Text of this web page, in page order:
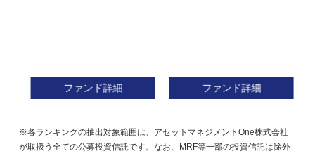
ファンド詳細 ファンド詳細
※各ランキングの抽出対象範囲は、アセットマネジメントOne株式会社
が取扱う全ての公募投資信託です。なお、MRF等一部の投資信託は除外